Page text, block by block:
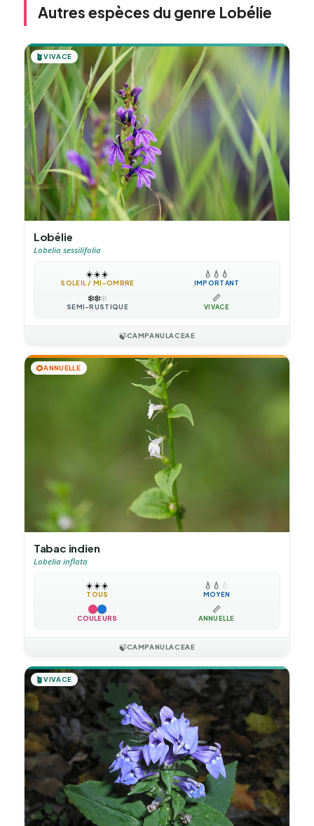
Autres espèces du genre Lobélie
🪴VIVACE
Lobélie
Lobelia sessilifolia
☀️☀️☀️
SOLEIL / MI-OMBRE
💧 💧 💧
IMPORTANT
❄️❄️❄️
SEMI-RUSTIQUE
📏
VIVACE
🍃CAMPANULACEAE
🌻ANNUELLE
Tabac indien
Lobelia inflata
☀️☀️☀️
TOUS
💧 💧 💧
MOYEN
COULEURS
📏
ANNUELLE
🍃CAMPANULACEAE
🪴VIVACE